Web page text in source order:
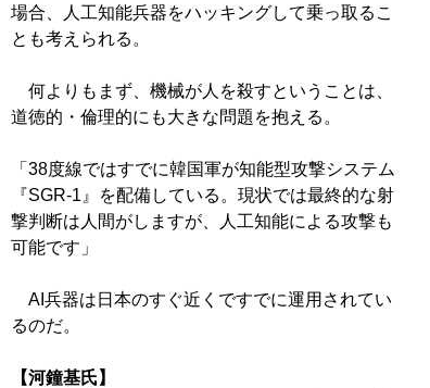
場合、人工知能兵器をハッキングして乗っ取るこ
とも考えられる。
何よりもまず、機械が人を殺すということは、
道徳的・倫理的にも大きな問題を抱える。
「38度線ではすでに韓国軍が知能型攻撃システム
『SGR-1』を配備している。現状では最終的な射
撃判断は人間がしますが、人工知能による攻撃も
可能です」
AI兵器は日本のすぐ近くですでに運用されてい
るのだ。
【河鐘基氏】